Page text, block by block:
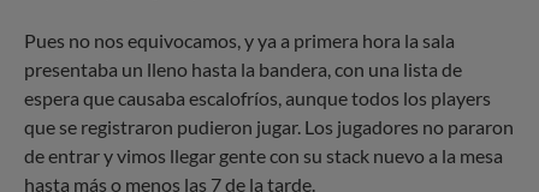
Pues no nos equivocamos, y ya a primera hora la sala
presentaba un lleno hasta la bandera, con una lista de
espera que causaba escalofríos, aunque todos los players
que se registraron pudieron jugar. Los jugadores no pararon
de entrar y vimos llegar gente con su stack nuevo a la mesa
hasta más o menos las 7 de la tarde.